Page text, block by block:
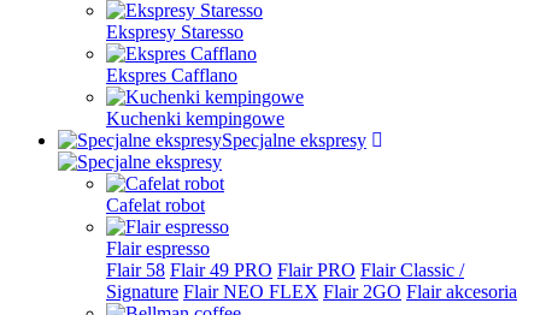
Ekspresy Staresso
Ekspres Cafflano
Kuchenki kempingowe
Specjalne ekspresy
Cafelat robot
Flair espresso
Flair 58 Flair 49 PRO Flair PRO Flair Classic /
Signature Flair NEO FLEX Flair 2GO Flair akcesoria